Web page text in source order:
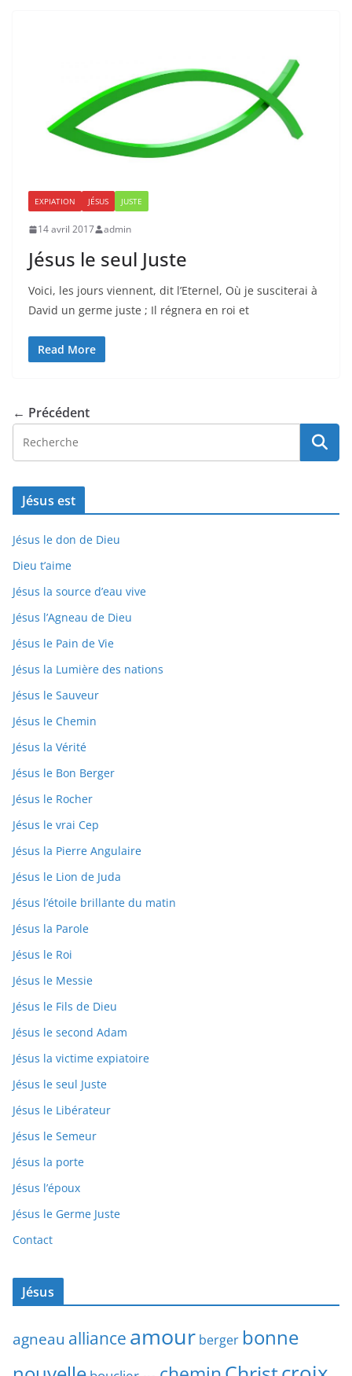
EXPIATION JÉSUS JUSTE
14 avril 2017 admin
Jésus le seul Juste
Voici, les jours viennent, dit l’Eternel, Où je susciterai à
David un germe juste ; Il régnera en roi et
Read More
← Précédent
Jésus est
Jésus le don de Dieu
Dieu t’aime
Jésus la source d’eau vive
Jésus l’Agneau de Dieu
Jésus le Pain de Vie
Jésus la Lumière des nations
Jésus le Sauveur
Jésus le Chemin
Jésus la Vérité
Jésus le Bon Berger
Jésus le Rocher
Jésus le vrai Cep
Jésus la Pierre Angulaire
Jésus le Lion de Juda
Jésus l’étoile brillante du matin
Jésus la Parole
Jésus le Roi
Jésus le Messie
Jésus le Fils de Dieu
Jésus le second Adam
Jésus la victime expiatoire
Jésus le seul Juste
Jésus le Libérateur
Jésus le Semeur
Jésus la porte
Jésus l’époux
Jésus le Germe Juste
Contact
Jésus
agneau alliance amour berger bonne